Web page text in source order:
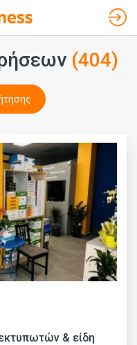
(404)
& είδη